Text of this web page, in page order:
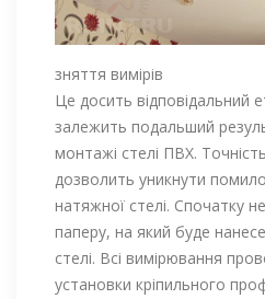
зняття вимірів
Це досить відповідальний
залежить подальший
монтажі стелі ПВХ.
дозволить уникнути
натяжної стелі. Спочатку
паперу, на який буде
стелі. Всі вимірювання
установки кріпильного